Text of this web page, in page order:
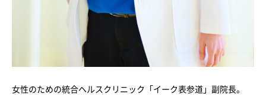
女性のための統合ヘルスクリニック「イーク表参道」副院長。